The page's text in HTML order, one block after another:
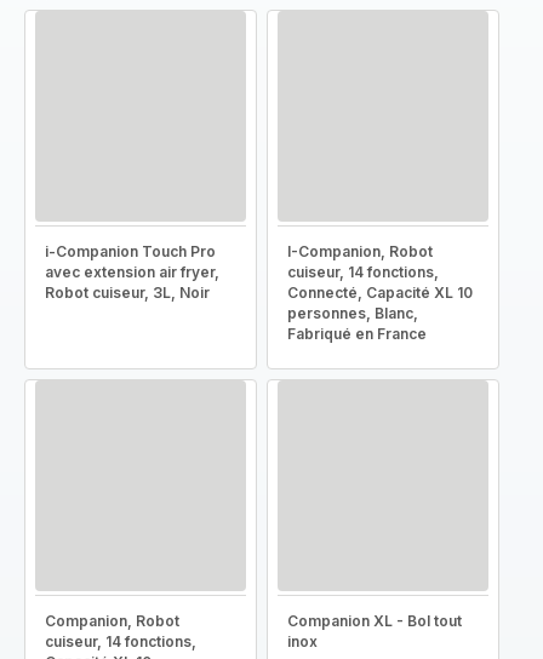
i-Companion Touch Pro
avec extension air fryer,
Robot cuiseur, 3L, Noir
I-Companion, Robot
cuiseur, 14 fonctions,
Connecté, Capacité XL 10
personnes, Blanc,
Fabriqué en France
Companion, Robot
cuiseur, 14 fonctions,
Companion XL - Bol tout
inox